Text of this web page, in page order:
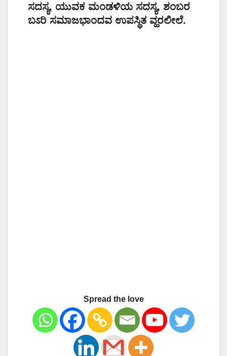
ಸದಸ್ಯ, ಯುವಕ ಮಂಡಳಿಯ ಸದಸ್ಯ, ಶಂಬರ
ಬಽರಿ ಸಮಾಜಭಾಂದವ ಉಪಸ್ಥಿತ ವ್ಹರಲೀಲೆ.
Spread the love